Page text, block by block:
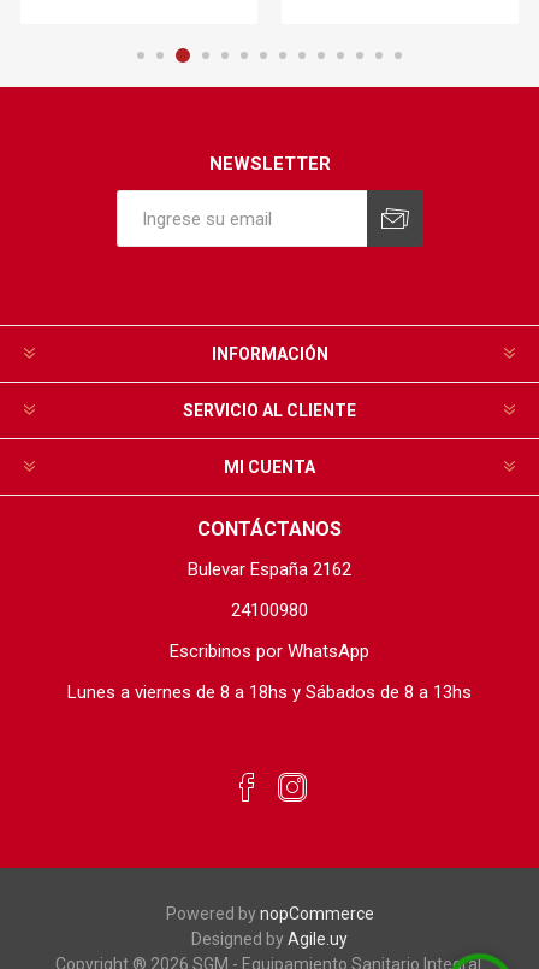
NEWSLETTER
INFORMACIÓN
SERVICIO AL CLIENTE
MI CUENTA
CONTÁCTANOS
Bulevar España 2162
24100980
Escribinos por WhatsApp
Lunes a viernes de 8 a 18hs y Sábados de 8 a 13hs
Powered bynopCommerce
Designed byAgile.uy
Copyright ® 2026 SGM - Equipamiento Sanitario Integral.